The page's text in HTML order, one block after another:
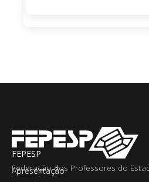
Federação dos Professores do
FEPESP
Apresentação